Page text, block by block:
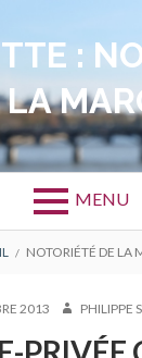
:
LA
MENU
NOTORIÉTÉ DE LA
2013 AUTEURPHILIPPE